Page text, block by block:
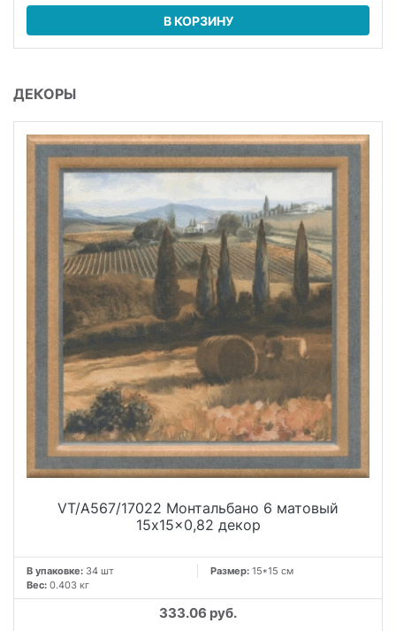
В КОРЗИНУ
ДЕКОРЫ
VT/A567/17022 Монтальбано 6 матовый
15x15x0,82 декор
В упаковке: 34 шт Размер: 15*15 см
Вес: 0.403 кг
333.06 руб.